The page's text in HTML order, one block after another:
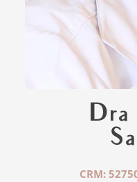
Dra
CRM: